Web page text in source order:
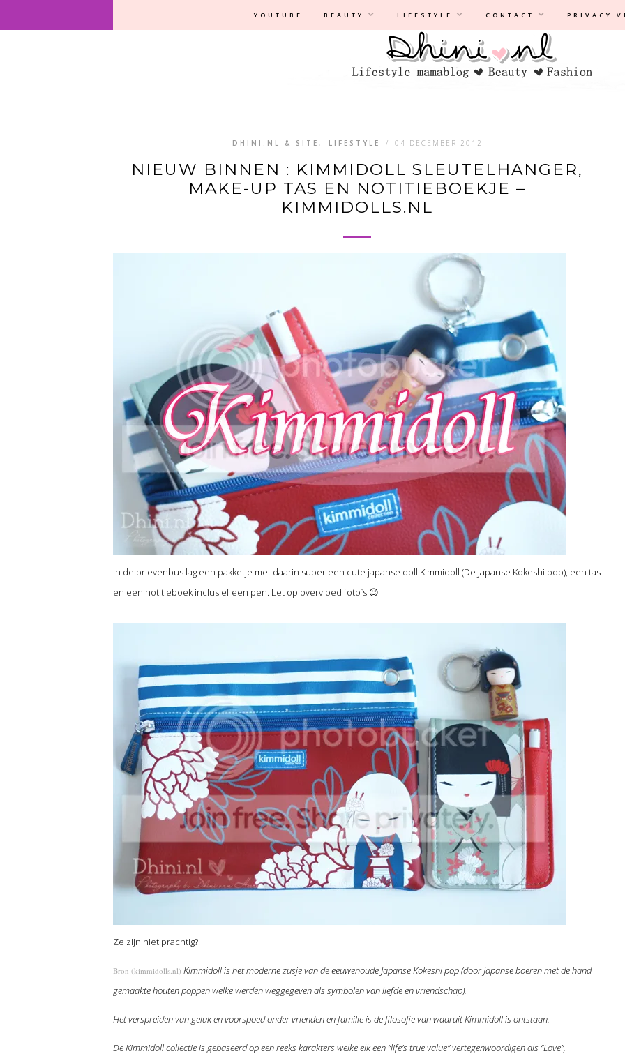
YOUTUBE BEAUTY LIFESTYLE CONTACT PRIVACY
Privacyverklaring |Disclaimer
DHINI.NL & SITE , LIFESTYLE / 04 DECEMBER 2012
NIEUW BINNEN : KIMMIDOLL SLEUTELHANGER,
MAKE-UP TAS EN NOTITIEBOEKJE –
KIMMIDOLLS.NL
In de brievenbus lag een pakketje met daarin super een cute japanse doll Kimmidoll (De Japanse Kokeshi pop), een tas
en een notitieboek inclusief een pen. Let op overvloed foto`s 😉
Ze zijn niet prachtig?!
Bron (kimmidolls.nl) Kimmidoll is het moderne zusje van de eeuwenoude Japanse Kokeshi pop (door Japanse boeren met de hand
gemaakte houten poppen welke werden weggegeven als symbolen van liefde en vriendschap).
Het verspreiden van geluk en voorspoed onder vrienden en familie is de filosofie van waaruit Kimmidoll is ontstaan.
De Kimmidoll collectie is gebaseerd op een reeks karakters welke elk een “life’s true value” vertegenwoordigen als “Love”,